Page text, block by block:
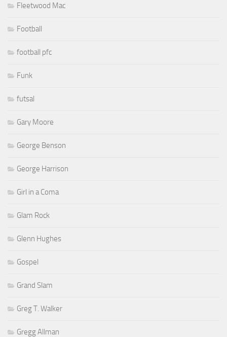
Fleetwood Mac
Football
football pfc
Funk
futsal
Gary Moore
George Benson
George Harrison
Girl in a Coma
Glam Rock
Glenn Hughes
Gospel
Grand Slam
Greg T. Walker
Gregg Allman